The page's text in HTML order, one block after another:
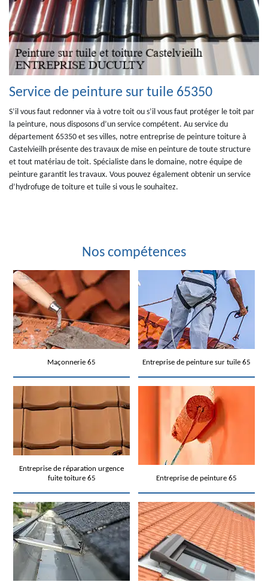
Service de peinture sur tuile 65350
S’il vous faut redonner via à votre toit ou s’il vous faut protéger le toit par
la peinture, nous disposons d’un service compétent. Au service du
département 65350 et ses villes, notre entreprise de peinture toiture à
Castelvieilh présente des travaux de mise en peinture de toute structure
et tout matériau de toit. Spécialiste dans le domaine, notre équipe de
peinture garantit les travaux. Vous pouvez également obtenir un service
d’hydrofuge de toiture et tuile si vous le souhaitez.
Nos compétences
Maçonnerie 65 Entreprise de peinture sur tuile 65
Entreprise de réparation urgence
fuite toiture 65
Entreprise de peinture 65